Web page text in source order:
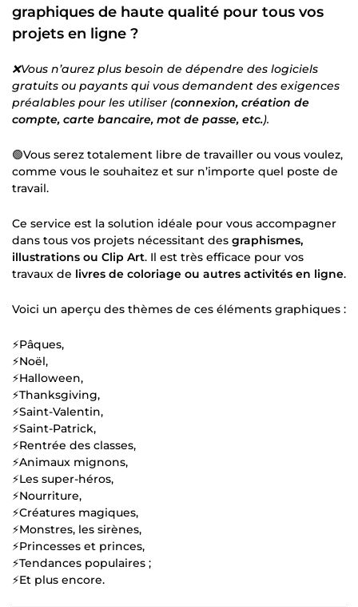
graphiques de haute qualité pour tous vos
projets en ligne ?
❌Vous n’aurez plus besoin de dépendre des logiciels
gratuits ou payants qui vous demandent des exigences
préalables pour les utiliser (connexion, création de
compte, carte bancaire, mot de passe, etc.).
🟢Vous serez totalement libre de travailler ou vous voulez,
comme vous le souhaitez et sur n’importe quel poste de
travail.
Ce service est la solution idéale pour vous accompagner
dans tous vos projets nécessitant des graphismes,
illustrations ou Clip Art. Il est très efficace pour vos
travaux de livres de coloriage ou autres activités en ligne.
Voici un aperçu des thèmes de ces éléments graphiques :
⚡Pâques,
⚡Noël,
⚡Halloween,
⚡Thanksgiving,
⚡Saint-Valentin,
⚡Saint-Patrick,
⚡Rentrée des classes,
⚡Animaux mignons,
⚡Les super-héros,
⚡Nourriture,
⚡Créatures magiques,
⚡Monstres, les sirènes,
⚡Princesses et princes,
⚡Tendances populaires ;
⚡Et plus encore.